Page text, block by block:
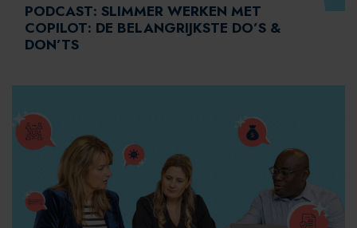
PODCAST: SLIMMER WERKEN MET
COPILOT: DE BELANGRIJKSTE DO’S &
DON’TS